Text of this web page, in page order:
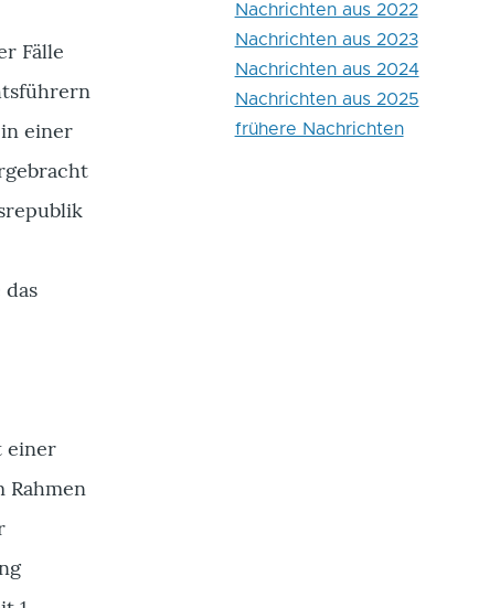
Fälle
einer
einer
Rahmen
Nachrichten aus 2022
Nachrichten aus 2023
Nachrichten aus 2024
Nachrichten aus 2025
frühere Nachrichten